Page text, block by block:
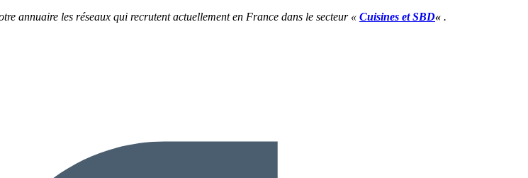
annuaire les réseaux qui recrutent actuellement en France dans le secteur « Cuisines et SBD« .